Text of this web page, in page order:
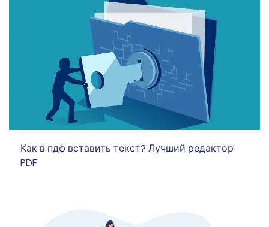
Как в пдф вставить текст? Лучший редактор
PDF